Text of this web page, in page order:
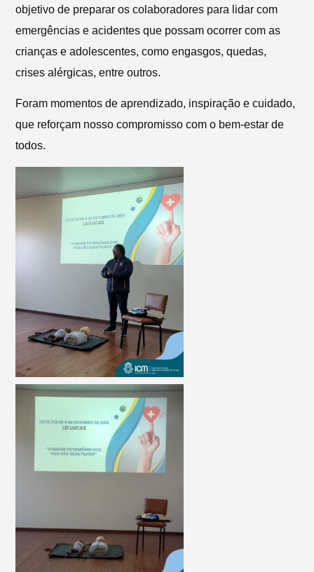
objetivo de preparar os colaboradores para lidar com
emergências e acidentes que possam ocorrer com as
crianças e adolescentes, como engasgos, quedas,
crises alérgicas, entre outros.
Foram momentos de aprendizado, inspiração e cuidado,
que reforçam nosso compromisso com o bem-estar de
todos.